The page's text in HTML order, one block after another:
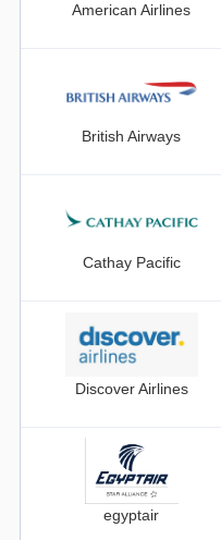
American Airlines
British Airways
Cathay Pacific
Discover Airlines
egyptair